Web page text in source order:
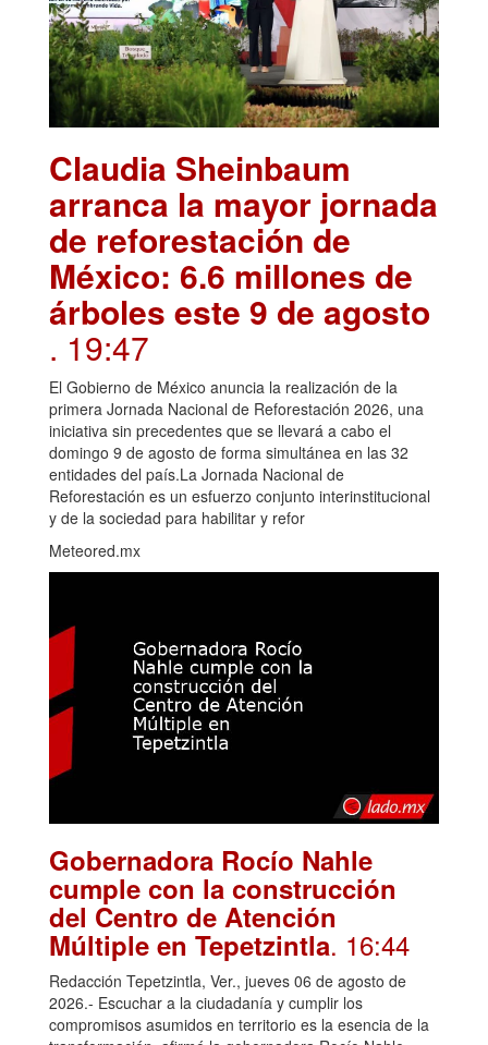
Claudia Sheinbaum
arranca la mayor jornada
de reforestación de
México: 6.6 millones de
árboles este 9 de agosto
. 19:47
El Gobierno de México anuncia la realización de la
primera Jornada Nacional de Reforestación 2026, una
iniciativa sin precedentes que se llevará a cabo el
domingo 9 de agosto de forma simultánea en las 32
entidades del país.La Jornada Nacional de
Reforestación es un esfuerzo conjunto interinstitucional
y de la sociedad para habilitar y refor
Meteored.mx
Gobernadora Rocío Nahle
cumple con la construcción
del Centro de Atención
Múltiple en Tepetzintla. 16:44
Redacción Tepetzintla, Ver., jueves 06 de agosto de
2026.- Escuchar a la ciudadanía y cumplir los
compromisos asumidos en territorio es la esencia de la